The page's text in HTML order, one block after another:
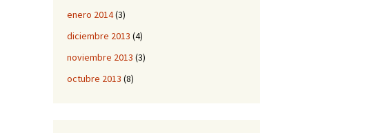
enero 2014(3)
diciembre 2013 (4)
noviembre 2013 (3)
octubre 2013 (8)